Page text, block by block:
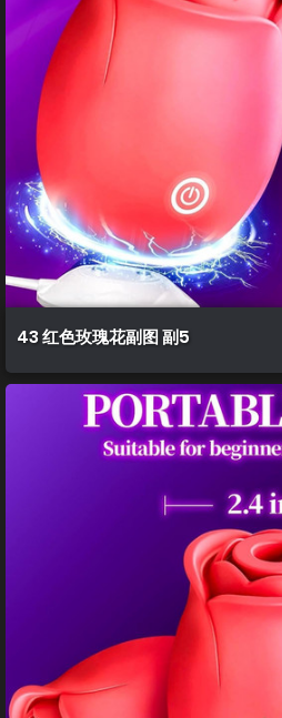
43 红色玫瑰花副图 副5